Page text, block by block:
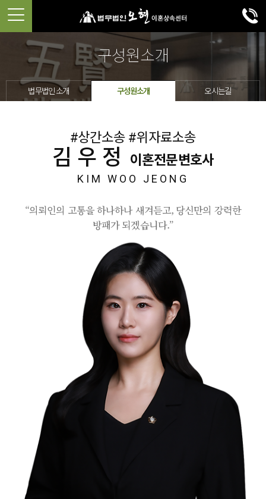
구성원소개
법무법인 소개 구성원소개 오시는길
#상간소송 #위자료소송
김우정 이혼전문변호사
KIM WOO JEONG
“의뢰인의 고통을 하나하나 새겨듣고, 당신만의 강력한
방패가 되겠습니다.”